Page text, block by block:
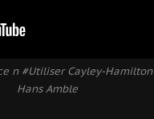
n #Utiliser Cayley-
Hans Amble